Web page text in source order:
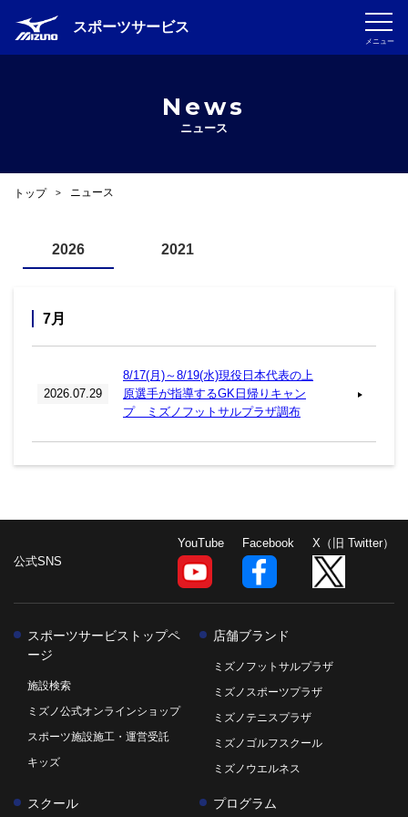
スポーツサービス
メニュー
News
ニュース
トップ > ニュース
2026 2021
7月
2026.07.29
8/17(月)～8/19(水)現役日本代表の上
原選手が指導するGK日帰りキャン
プ ミズノフットサルプラザ調布
公式SNS
YouTube Facebook X（旧 Twitter）
スポーツサービストップペ
ージ
施設検索
ミズノ公式オンラインショップ
スポーツ施設施工・運営受託
キッズ
店舗ブランド
ミズノフットサルプラザ
ミズノスポーツプラザ
ミズノテニスプラザ
ミズノゴルフスクール
ミズノウエルネス
スクール プログラム